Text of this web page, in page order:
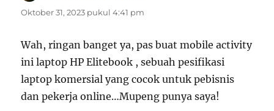
Oktober 31, 2023 pukul 4:41 pm
Wah, ringan banget ya, pas buat mobile activity
ini laptop HP Elitebook , sebuah pesifikasi
laptop komersial yang cocok untuk pebisnis
dan pekerja online…Mupeng punya saya!